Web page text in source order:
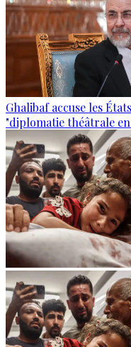
Ghalibaf accuse les
"diplomatie théâtrale